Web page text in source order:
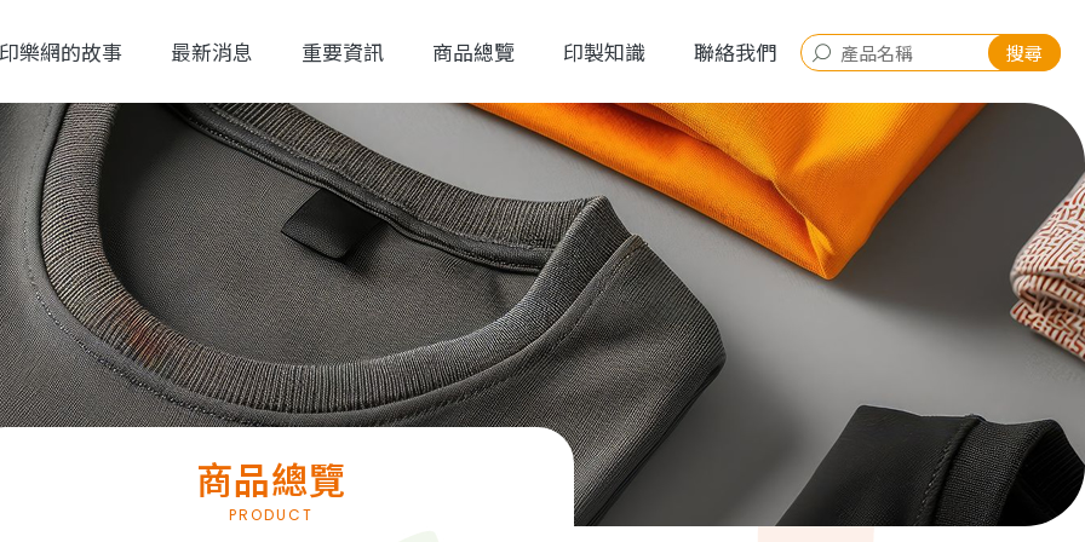
印樂網的故事 最新消息 商品總覽 印製知識 聯絡我們
重要資訊
商品總覽